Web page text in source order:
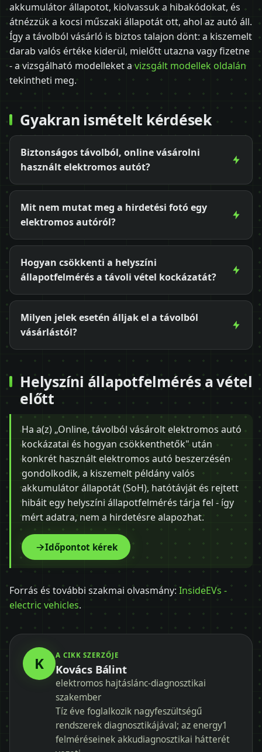
akkumulátor állapotot, kiolvassuk a hibakódokat, és
átnézzük a kocsi műszaki állapotát ott, ahol az autó áll.
Így a távolból vásárló is biztos talajon dönt: a kiszemelt
darab valós értéke kiderül, mielőtt utazna vagy fizetne
- a vizsgálható modelleket avizsgált modellek oldalán
tekintheti meg.
Gyakran ismételt kérdések
Biztonságos távolból, online vásárolni
használt elektromos autót?
Mit nem mutat meg a hirdetési fotó egy
elektromos autóról?
Hogyan csökkenti a helyszíni
állapotfelmérés a távoli vétel kockázatát?
Milyen jelek esetén álljak el a távolból
vásárlástól?
Helyszíni állapotfelmérés a vétel
előtt
Ha a(z) „Online, távolból vásárolt elektromos autó
kockázatai és hogyan csökkenthetők" után
konkrét használt elektromos autó beszerzésén
gondolkodik, a kiszemelt példány valós
akkumulátor állapotát (SoH), hatótávját és rejtett
hibáit egy helyszíni állapotfelmérés tárja fel - így
mért adatra, nem a hirdetésre alapozhat.
Időpontot kérek
Forrás és további szakmai olvasmány:InsideEVs -
electric vehicles.
K A CIKK SZERZŐJE
Kovács Bálint
elektromos hajtáslánc-diagnosztikai
szakember
Tíz éve foglalkozik nagyfeszültségű
rendszerek diagnosztikájával; az energy1
felméréseinek akkudiagnosztikai hátterét